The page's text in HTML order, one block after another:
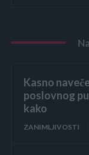
Kasno
poslovnog
kako
ZANIMLJIVOSTI